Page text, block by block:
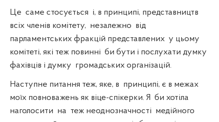
Це саме стосується і, в принципі, представництв
всіх членів комітету, незалежно від
парламентських фракцій представлених у цьому
комітеті, які теж повинні би бути і послухати думку
фахівців і думку громадських організацій.
Наступне питання теж, яке, в принципі, є в межах
моїх повноважень як віце-спікерки. Я би хотіла
наголосити на теж неоднозначності медійного